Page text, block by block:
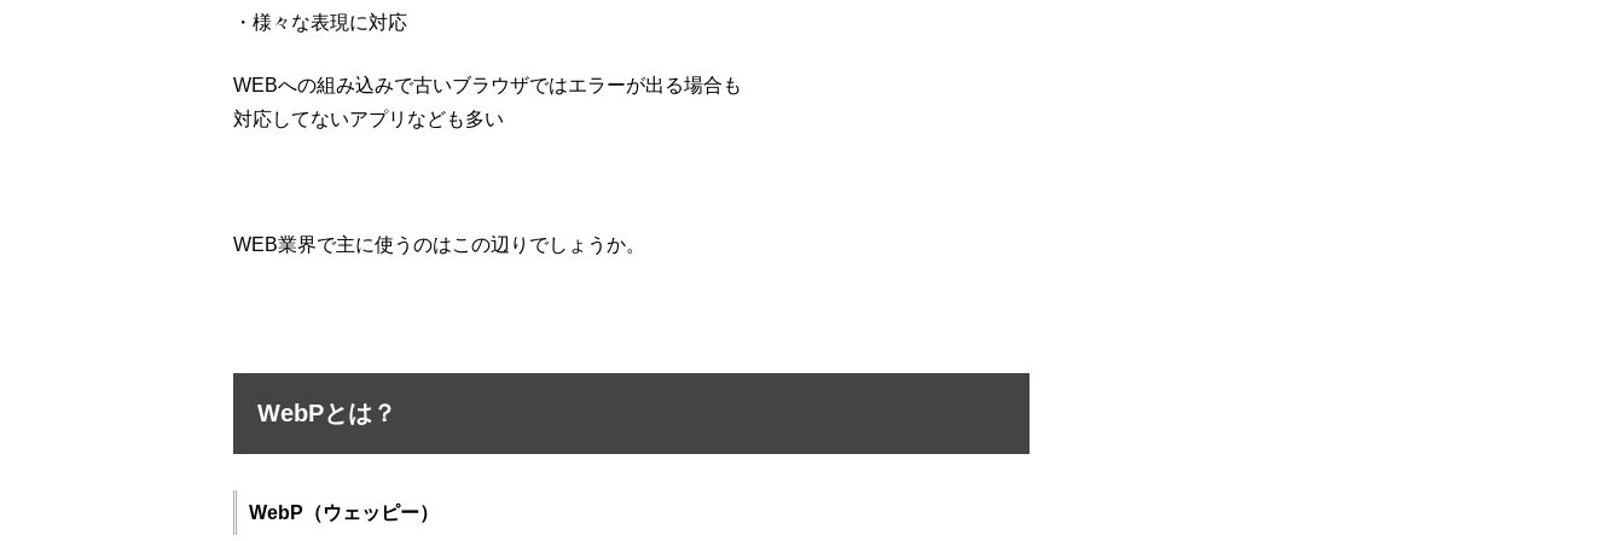
・様々な表現に対応
WEBへの組み込みで古いブラウザではエラーが出る場合も
対応してないアプリなども多い
WEB業界で主に使うのはこの辺りでしょうか。
WebPとは？
WebP（ウェッピー）